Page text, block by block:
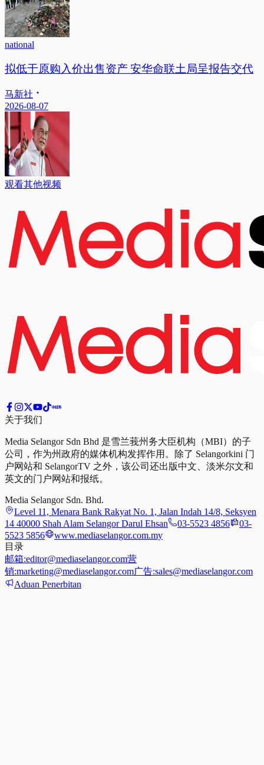
national
拟低于原购入价出售资产 安华命联土局呈报告交代
马新社
2026-08-07
观看其他视频
关于我们
Media Selangor Sdn Bhd 是雪兰莪州务大臣机构（MBI）的子
公司，作为州政府的媒体机构发挥作用。除了 Selangorkini 门
户网站和 SelangorTV 之外，该公司还出版中文、淡米尔文和
英文的门户网站和报纸。
Media Selangor Sdn. Bhd.
Level 11, Menara Bank Rakyat No. 1, Jalan Indah 14/8, Seksyen
14 40000 Shah Alam Selangor Darul Ehsan
03-5523 4856
03-
5523 5856
www.mediaselangor.com.my
目录
邮箱:editor@mediaselangor.com营
销:marketing@mediaselangor.com广告:sales@mediaselangor.com
Aduan Penerbitan